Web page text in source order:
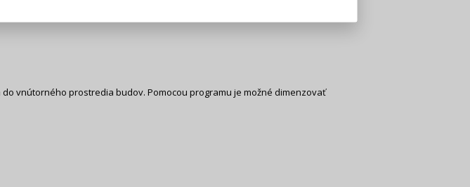
vnútorného prostredia budov. Pomocou programu je možné dimenzovať